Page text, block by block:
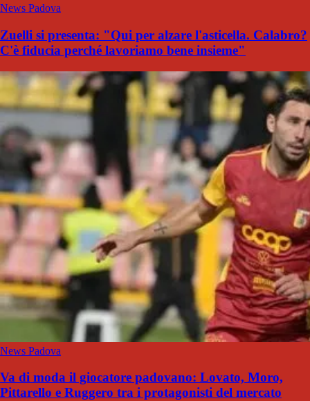
News Padova
Zuelli si presenta: "Qui per alzare l'asticella. Calabro?
C'è fiducia perché lavoriamo bene insieme"
News Padova
Va di moda il giocatore padovano: Lovato, Moro,
Pittarello e Ruggero tra i protagonisti del mercato